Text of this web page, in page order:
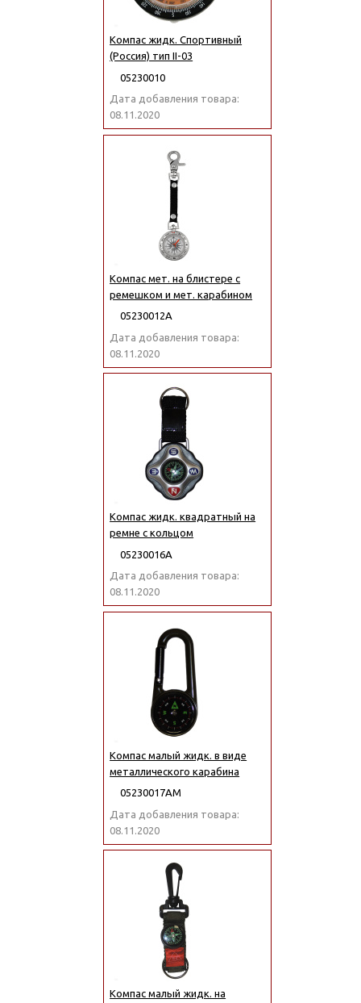
Компас жидк. Спортивный
(Россия) тип II-03
05230010
Дата добавления товара:
08.11.2020
Компас мет. на блистере с
ремешком и мет. карабином
05230012А
Дата добавления товара:
08.11.2020
Компас жидк. квадратный на
ремне с кольцом
05230016А
Дата добавления товара:
08.11.2020
Компас малый жидк. в виде
металлического карабина
05230017АМ
Дата добавления товара:
08.11.2020
Компас малый жидк. на